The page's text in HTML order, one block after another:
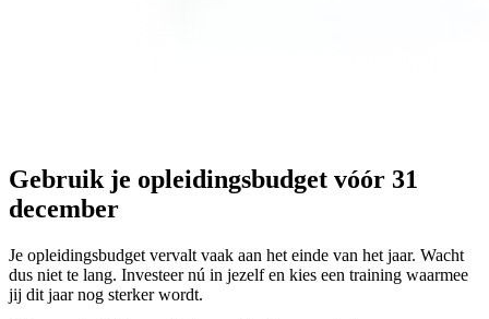
Gebruik je opleidingsbudget vóór 31
december
Je opleidingsbudget vervalt vaak aan het einde van het jaar. Wacht
dus niet te lang. Investeer nú in jezelf en kies een training waarmee
jij dit jaar nog sterker wordt.